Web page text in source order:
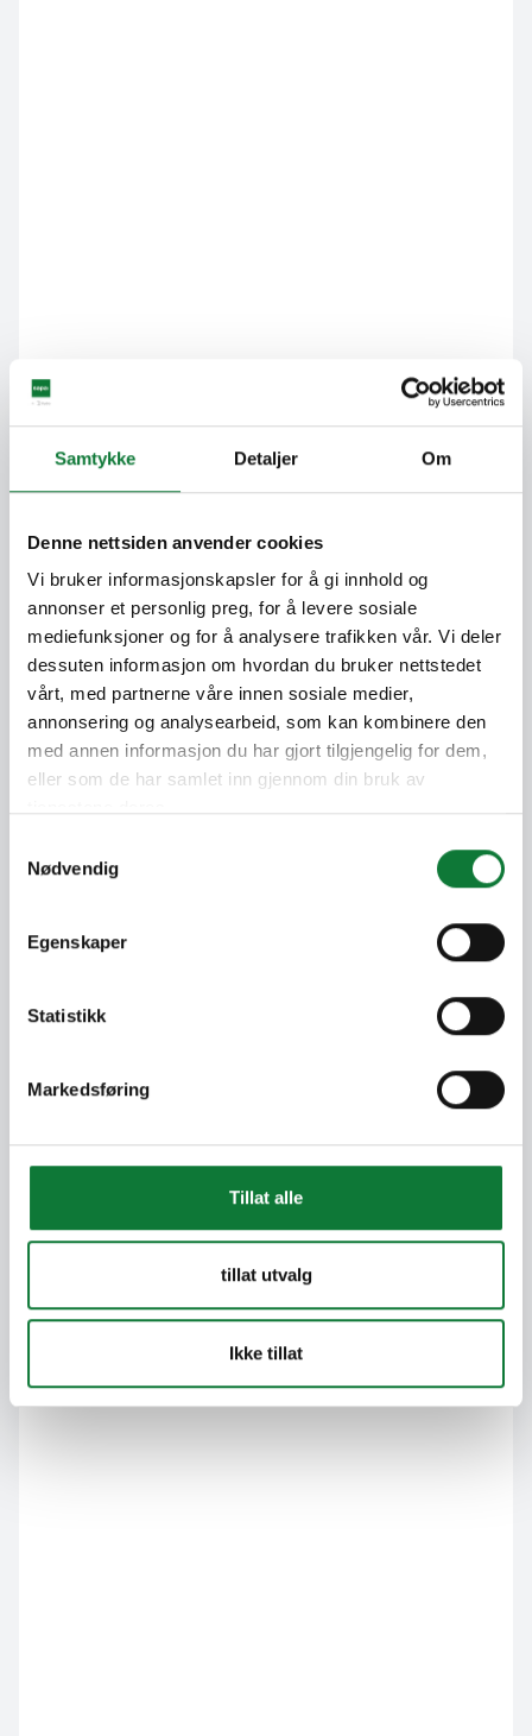
Samtykke Detaljer Om
Denne nettsiden anvender cookies
Vi bruker informasjonskapsler for å gi innhold og
annonser et personlig preg, for å levere sosiale
mediefunksjoner og for å analysere trafikken vår. Vi deler
dessuten informasjon om hvordan du bruker nettstedet
vårt, med partnerne våre innen sosiale medier,
annonsering og analysearbeid, som kan kombinere den
med annen informasjon du har gjort tilgjengelig for dem,
eller som de har samlet inn gjennom din bruk av
Nødvendig
Egenskaper
Statistikk
Markedsføring
Tillat alle
tillat utvalg
Ikke tillat
Demander un devis
Faites votre choix pour continuer